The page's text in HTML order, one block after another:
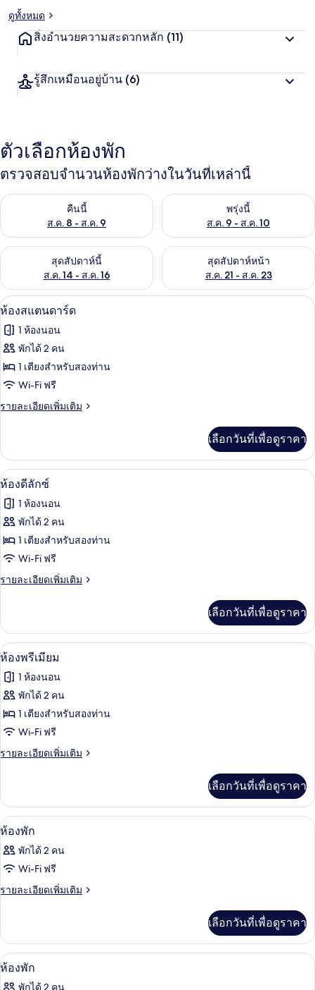
ดูทั้งหมด
สิ่งอำนวยความสะดวกหลัก (11)
รู้สึกเหมือนอยู่บ้าน (6)
ตัวเลือกห้องพัก
ตรวจสอบจำนวนห้องพักว่างในวันที่เหล่านี้
คืนนี้
ส.ค. 8 - ส.ค. 9
ตรวจสอบจำนวนห้องพักว่างในคืนนี้ ส.ค. 8 - ส.ค. 9พรุ่งนี้
ส.ค. 9 - ส.ค. 10
ตรวจสอบจำนวนห้องพักว่างใน
สุดสัปดาห์นี้
ส.ค. 14 - ส.ค. 16
ตรวจสอบจำนวนห้องพักว่างในสุดสัปดาห์นี้ ส.ค. 14 - ส.ค. 16
สุดสัปดาห์หน้า
ส.ค. 21 - ส.ค. 23
ตรวจสอบจำนวนห้องพักว่างใน
เปิด
ภาพถ่าย
ทั้งหมด
ของ
ห้อง
สแตนดาร์ด
ห้องสแตนดาร์ด | ผ้าม่านกันแสง, ห้อง
10
ห้องสแตนดาร์ด
1 ห้องนอน
พักได้ 2 คน
1 เตียงสำหรับสองท่าน
Wi-Fi ฟรี
รายละเอียดเพิ่มเติม
ราย
เกี่ยว
กับ
ห้อง
เลือกวันที่เพื่อดูราคา
เปิด
ภาพถ่าย
ทั้งหมด
ของ
ห้อง
ดี
ซ์
ห้องดีลักซ์ | ผ้าม่านกันแสง, ห้องเก็บเ
8
ห้องดีลักซ์
1 ห้องนอน
พักได้ 2 คน
1 เตียงสำหรับสองท่าน
Wi-Fi ฟรี
รายละเอียดเพิ่มเติม
ราย
เกี่ยว
กับ
ห้อง
ลัก
ซ์
เลือกวันที่เพื่อดูราคา
เปิด
ภาพถ่าย
ทั้งหมด
ของ
ห้อง
พรีเมียม
ห้องพรีเมียม | ผ้าม่านกันแสง, ห้องเก็
8
ห้องพรีเมียม
1 ห้องนอน
พักได้ 2 คน
1 เตียงสำหรับสองท่าน
Wi-Fi ฟรี
รายละเอียดเพิ่มเติม
ราย
เกี่ยว
กับ
ห้อง
เลือกวันที่เพื่อดูราคา
เปิด
ภาพถ่าย
ทั้งหมด
ของ
ผ้าม่านกันแสง, ห้องเก็บเสียง, Wi-Fi
10
ห้องพัก
พักได้ 2 คน
Wi-Fi ฟรี
รายละเอียดเพิ่มเติม
ราย
เกี่ยว
กับ
ห้อง
เลือกวันที่เพื่อดูราคา
เปิด
ภาพถ่าย
ผ้าม่านกันแสง, ห้องเก็บเสียง, Wi-Fi
8
ห้องพัก
พักได้ 2 คน